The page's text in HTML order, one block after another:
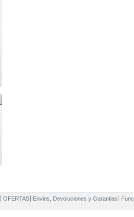
OFERTAS Envios, Devoluciones y Garantias